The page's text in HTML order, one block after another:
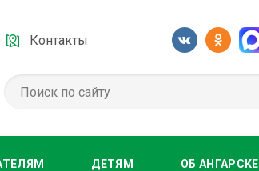
Контакты
ДЕТЯМ ОБ АНГАРСКЕ